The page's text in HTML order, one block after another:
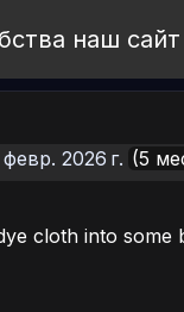
наш
февр. 2026 г. (5
cloth into some